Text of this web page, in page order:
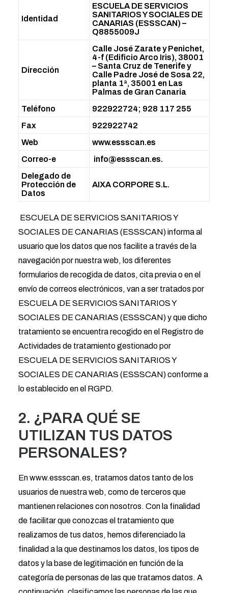
Identidad
ESCUELA DE SERVICIOS
SANITARIOS Y SOCIALES DE
CANARIAS (ESSSCAN) –
Q8855009J
Dirección
Calle José Zarate y Penichet,
4-f (Edificio Arco Iris), 38001
– Santa Cruz de Tenerife y
Calle Padre José de Sosa 22,
planta 1ª, 35001 en Las
Palmas de Gran Canaria
Teléfono
922922724; 928 117 255
Fax
922922742
Web
www.essscan.es
Correo-e
info@essscan.es.
Delegado de
Protección de
Datos
AIXA CORPORE S.L.
ESCUELA DE SERVICIOS SANITARIOS Y
SOCIALES DE CANARIAS (ESSSCAN) informa al
usuario que los datos que nos facilite a través de la
navegación por nuestra web, los diferentes
formularios de recogida de datos, cita previa o en el
envío de correos electrónicos, van a ser tratados por
ESCUELA DE SERVICIOS SANITARIOS Y
SOCIALES DE CANARIAS (ESSSCAN) y que dicho
tratamiento se encuentra recogido en el Registro de
Actividades de tratamiento gestionado por
ESCUELA DE SERVICIOS SANITARIOS Y
SOCIALES DE CANARIAS (ESSSCAN) conforme a
lo establecido en el RGPD.
2. ¿PARA QUÉ SE
UTILIZAN TUS DATOS
PERSONALES?
En www.essscan.es, tratamos datos tanto de los
usuarios de nuestra web, como de terceros que
mantienen relaciones con nosotros. Con la finalidad
de facilitar que conozcas el tratamiento que
realizamos de tus datos, hemos diferenciado la
finalidad a la que destinamos los datos, los tipos de
datos y la base de legitimación en función de la
categoría de personas de las que tratamos datos. A